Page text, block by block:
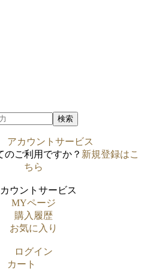
検索
アカウントサービス
のご利用ですか？ 新規登録はこ
ちら
ウントサービス
MYページ
購入履歴
お気に入り
ログイン
カート